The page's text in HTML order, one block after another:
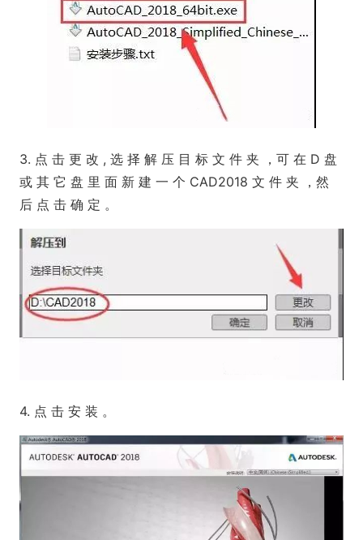
3. 点 击 更 改 , 选 择 解 压 目 标 文 件 夹 ，可 在 D 盘
或 其 它 盘 里 面 新 建 一 个 CAD2018 文 件 夹 ，然
后 点 击 确 定 。
4. 点 击 安 装 。